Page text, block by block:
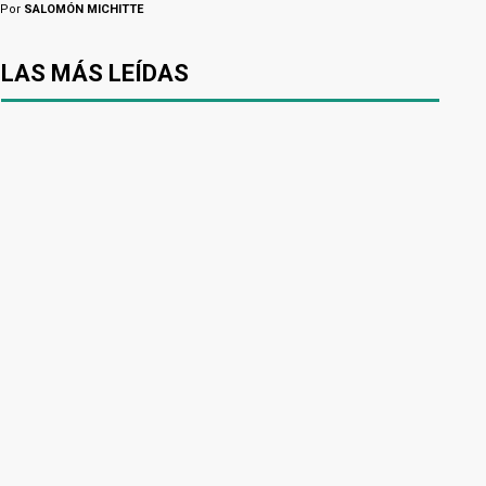
Por SALOMÓN MICHITTE
LAS MÁS LEÍDAS